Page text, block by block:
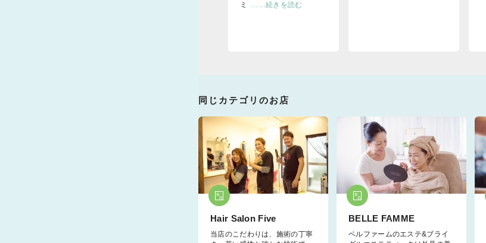
ミ
……続きを読む
同じカテゴリのお店
Hair Salon Five
当店のこだわりは、施術の丁寧
BELLE FAMME
ベルファームのエステ&ブライ